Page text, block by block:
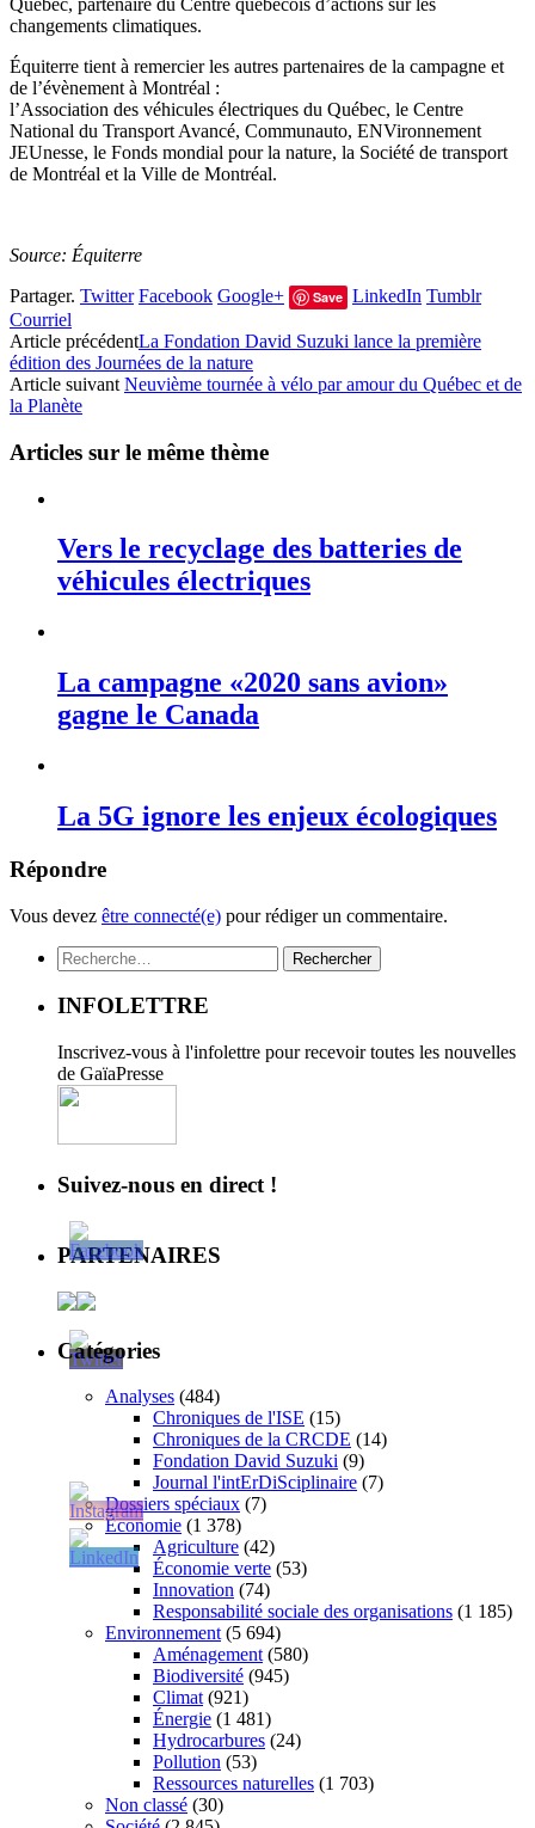
Québec, partenaire du Centre québécois d’actions sur les
changements climatiques.
Équiterre tient à remercier les autres partenaires de la campagne et
de l’évènement à Montréal :
l’Association des véhicules électriques du Québec, le Centre
National du Transport Avancé, Communauto, ENVironnement
JEUnesse, le Fonds mondial pour la nature, la Société de transport
de Montréal et la Ville de Montréal.
Source: Équiterre
Partager. Twitter Facebook Google+ Save LinkedIn Tumblr
Courriel
Article précédentLa Fondation David Suzuki lance la première
édition des Journées de la nature
Article suivant Neuvième tournée à vélo par amour du Québec et de
la Planète
Articles sur le même thème
Vers le recyclage des batteries de
véhicules électriques
La campagne «2020 sans avion»
gagne le Canada
La 5G ignore les enjeux écologiques
Répondre
Vous devez être connecté(e) pour rédiger un commentaire.
Rechercher :
INFOLETTRE
Inscrivez-vous à l'infolettre pour recevoir toutes les nouvelles
de GaïaPresse
Suivez-nous en direct !
PARTENAIRES
Catégories
Analyses (484)
Chroniques de l'ISE (15)
Chroniques de la CRCDE (14)
Fondation David Suzuki (9)
Journal l'intErDiSciplinaire (7)
Dossiers spéciaux (7)
Économie (1 378)
Agriculture (42)
Économie verte (53)
Innovation (74)
Responsabilité sociale des organisations (1 185)
Environnement(5 694)
Aménagement(580)
Biodiversité (945)
Climat(921)
Énergie (1 481)
Hydrocarbures (24)
Pollution (53)
Ressources naturelles (1 703)
Non classé (30)